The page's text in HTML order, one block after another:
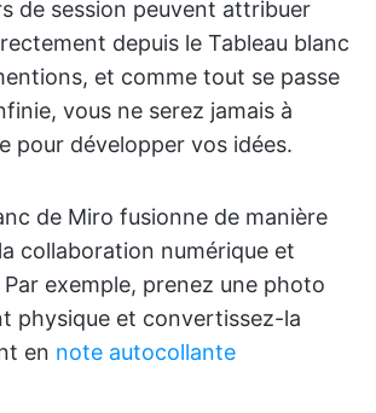
de session peuvent attribuer
depuis le Tableau blanc
et comme tout se passe
vous ne serez jamais à
pour développer vos idées.
de Miro fusionne de manière
collaboration numérique et
exemple, prenez une photo
physique et convertissez-la
en note autocollante